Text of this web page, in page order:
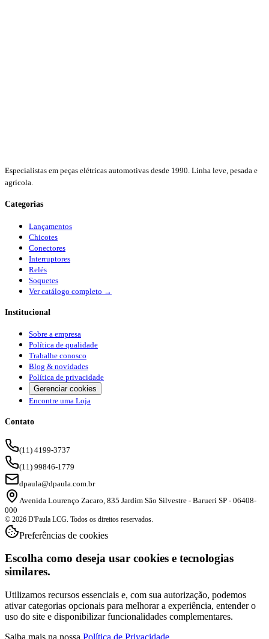
Especialistas em peças elétricas automotivas desde 1990. Linha leve, pesada e
agrícola.
Categorias
Lançamentos
Chicotes
Conectores
Interruptores
Relés
Soquetes
Ver catálogo completo →
Institucional
Sobre a empresa
Política de qualidade
Trabalhe conosco
Blog & novidades
Política de privacidade
Gerenciar cookies
Encontre uma Loja
Contato
(11) 4199-3737
(11) 99846-1779
dpaula@dpaula.com.br
Avenida Lourenço Zacaro, 835 Jardim São Silvestre - Barueri SP - 06408-
000
© 2026 D'Paula LCG. Todos os direitos reservados.
Preferências de cookies
Escolha como deseja usar cookies e tecnologias
similares.
Utilizamos recursos essenciais e, com sua autorização, podemos
ativar categorias opcionais para melhorar a experiência, entender o
uso do site e disponibilizar funcionalidades complementares.
Saiba mais na nossa Política de Privacidade